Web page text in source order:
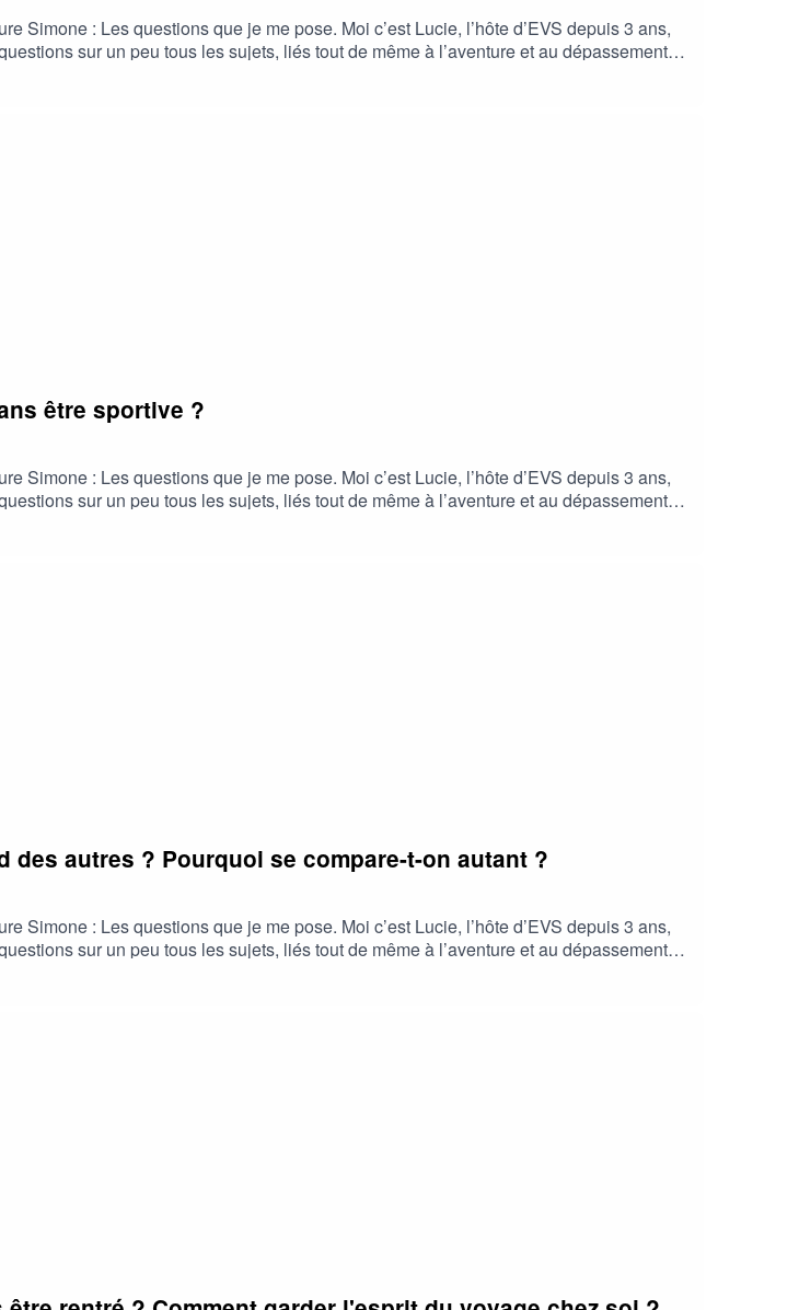
Simone : Les questions que je me pose. Moi c’est Lucie, l’hôte d’EVS depuis 3 ans,
sur un peu tous les sujets, liés tout de même à l’aventure et au dépassement
de vous expliquer mon point de vue, et même avec celui d’une experte. Pour cet
bien ? Pourquoi avons-nous tant besoin de nature ?Karine Boulay : est Coach
accompagne les transformations humaines et fait évoluer les compétences en
être sportive ?
Simone : Les questions que je me pose. Moi c’est Lucie, l’hôte d’EVS depuis 3 ans,
sur un peu tous les sujets, liés tout de même à l’aventure et au dépassement
de vous expliquer mon point de vue, et même avec celui d’une experte. Pour cet
être sportive ?Karine Boulay : est Coach Consultante Formatrice certifiée expert
et fait évoluer les compétences en entreprise depuis + de 30 ans. Site de Karine :
des autres ? Pourquoi se compare-t-on autant ?
Simone : Les questions que je me pose. Moi c’est Lucie, l’hôte d’EVS depuis 3 ans,
sur un peu tous les sujets, liés tout de même à l’aventure et au dépassement
de vous expliquer mon point de vue, et même avec celui d’une experte. Pour cet
des autres ? Pourquoi se compare-t-on autant ?Karine Boulay : est Coach
accompagne les transformations humaines et fait évoluer les compétences en